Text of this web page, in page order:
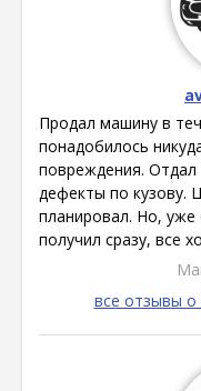
Продал машину в
понадобилось
повреждения. Отдал
дефекты по кузову.
планировал. Но, уже
получил сразу, все
все отзывы о